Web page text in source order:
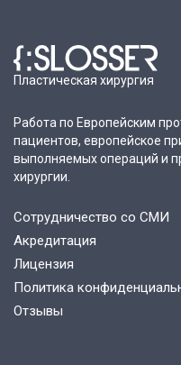
Пластическая хирургия
Работа по Европейским
пациентов, европейское
выполняемых операций и
хирургии.
Сотрудничество со СМИ
Акредитация
Лицензия
Политика
Отзывы